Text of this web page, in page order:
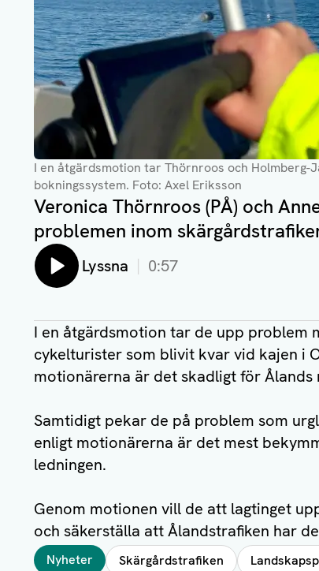
I en åtgärdsmotion tar Thörnroos och Holmberg-
bokningssystem. Foto: Axel Eriksson
Veronica Thörnroos (PÅ) och
problemen inom
Lyssna 0:57
I en åtgärdsmotion tar de upp problem
cykelturister som blivit kvar vid kajen i
motionärerna är det skadligt för
Samtidigt pekar de på problem som
enligt motionärerna är det mest
ledningen.
Genom motionen vill de att lagtinget
och säkerställa att Ålandstrafiken har
TaggarNyheter Skärgårdstrafiken